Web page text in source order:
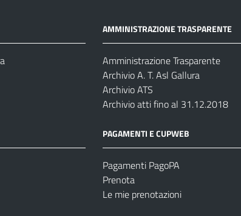
AMMINISTRAZIONE TRASPARENTE
Amministrazione Trasparente
Archivio A. T. Asl Gallura
Archivio ATS
Archivio atti fino al 31.12.2018
PAGAMENTI E CUPWEB
Pagamenti PagoPA
Prenota
Le mie prenotazioni